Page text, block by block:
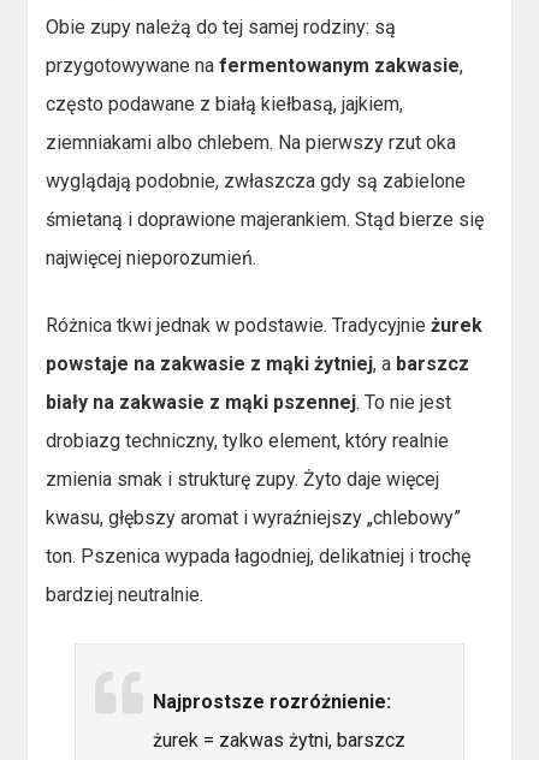
Obie zupy należą do tej samej rodziny: są
przygotowywane nafermentowanym zakwasie,
często podawane z białą kiełbasą, jajkiem,
ziemniakami albo chlebem. Na pierwszy rzut oka
wyglądają podobnie, zwłaszcza gdy są zabielone
śmietaną i doprawione majerankiem. Stąd bierze się
najwięcej nieporozumień.
Różnica tkwi jednak w podstawie. Tradycyjnieżurek
powstaje na zakwasie z mąki żytniej, a barszcz
biały na zakwasie z mąki pszennej. To nie jest
drobiazg techniczny, tylko element, który realnie
zmienia smak i strukturę zupy. Żyto daje więcej
kwasu, głębszy aromat i wyraźniejszy „chlebowy”
ton. Pszenica wypada łagodniej, delikatniej i trochę
bardziej neutralnie.
Najprostsze rozróżnienie:
żurek = zakwas żytni, barszcz